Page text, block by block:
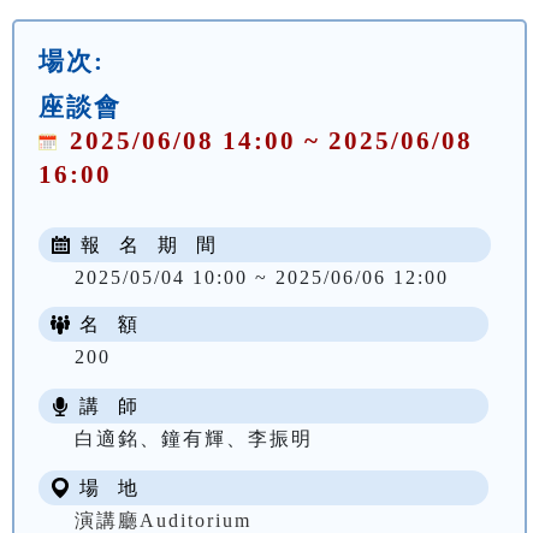
場次:
座談會
2025/06/08 14:00 ~ 2025/06/08
16:00
報 名 期 間
2025/05/04 10:00 ~ 2025/06/06 12:00
名 額
200
講 師
白適銘、鐘有輝、李振明
場 地
演講廳Auditorium